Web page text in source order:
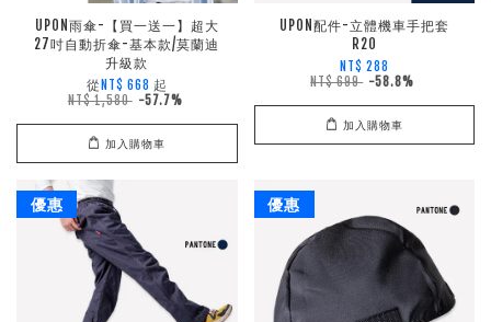
UPON雨傘-【買一送一】超大
27吋自動折傘-基本款/莫蘭迪
升級款
從 NT$ 668 起
NT$ 1,580 -57.7%
加入購物車
UPON配件-立體機車手把套
R20
NT$ 288
NT$ 699 -58.8%
加入購物車
優惠 優惠